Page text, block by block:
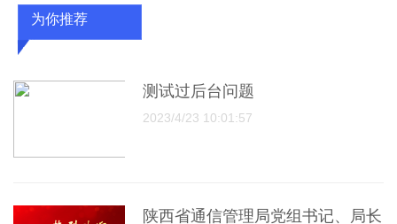
为你推荐
测试过后台问题
2023/4/23 10:01:57
陕西省通信管理局党组书记、局长